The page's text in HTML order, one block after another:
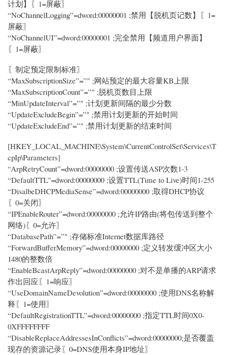
计划】〖1=屏蔽〗
“NoChannelLogging”=dword:00000001 ;禁用【脱机页记数】〖1=
屏蔽〗
“NoChannelUI”=dword:00000001 ;完全禁用【频道用户界面】
〖1=屏蔽〗
〖制定预定限制标准〗
“MaxSubscriptionSize”=”" ;网站预定的最大容量KB上限
“MaxSubscriptionCount”=”" ;脱机页数目上限
“MinUpdateInterval”=”" ;计划更新间隔的最少分数
“UpdateExcludeBegin”=”" ;禁用计划更新的开始时间
“UpdateExcludeEnd”=”" ;禁用计划更新的结束时间
[HKEY_LOCAL_MACHINE\System\CurrentControlSet\Services\T
cpIp\Parameters]
“ArpRetryCount”=dword:00000000 ;设置传送ASP次数1-3
“DefaultTTL”=dword:00000000 ;设置TTL(Time to Live)时间1-255
“DisalbeDHCPMediaSense”=dword:00000000 ;取得DHCP协议
〖0=关闭〗
“IPEnableRouter”=dword:00000000 ;允许IP路由(将包传送到整个
网络)〖0=允许〗
“DatabasePath”=”" ;存储标准Internet数据库路径
“ForwardBufferMemory”=dword:00000000 ;定义转发缓冲区大小
1480的整数倍
“EnableBcastArpReply”=dword:00000000 ;对不是单播的ARP请求
作出回应〖1=响应〗
“UseDomainNameDevolution”=dword:00000000 ;使用DNS名称解
释〖1=使用〗
“DefaultRegistrationTTL”=dword:00000000 ;指定TTL时间0X0-
0XFFFFFFFF
“DisableReplaceAddressesInConflicts”=dword:00000000;是否覆盖
现存的资源记录〖0=DNS使用本身IP地址〗